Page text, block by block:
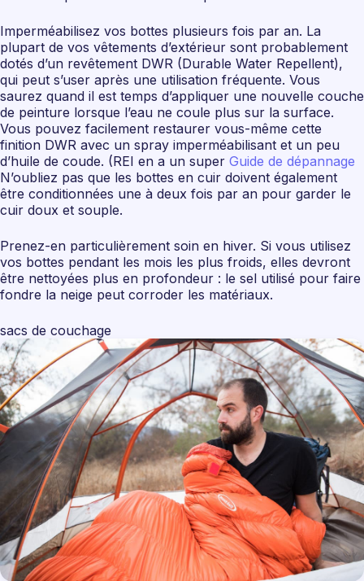
Imperméabilisez vos bottes plusieurs fois par an. La
plupart de vos vêtements d’extérieur sont probablement
dotés d’un revêtement DWR (Durable Water Repellent),
qui peut s’user après une utilisation fréquente. Vous
saurez quand il est temps d’appliquer une nouvelle couche
de peinture lorsque l’eau ne coule plus sur la surface.
Vous pouvez facilement restaurer vous-même cette
finition DWR avec un spray imperméabilisant et un peu
d’huile de coude. (REI en a un super Guide de dépannage
N’oubliez pas que les bottes en cuir doivent également
être conditionnées une à deux fois par an pour garder le
cuir doux et souple.
Prenez-en particulièrement soin en hiver. Si vous utilisez
vos bottes pendant les mois les plus froids, elles devront
être nettoyées plus en profondeur : le sel utilisé pour faire
fondre la neige peut corroder les matériaux.
sacs de couchage